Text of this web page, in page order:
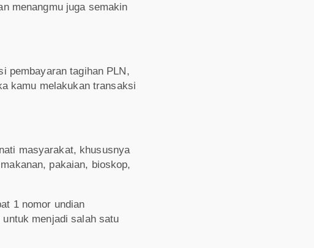
menangmu juga semakin
pembayaran tagihan PLN,
kamu melakukan transaksi
masyarakat, khususnya
pakaian, bioskop,
1 nomor undian
menjadi salah satu